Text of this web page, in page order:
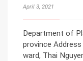
April 3, 2021
Department of
province
ward, Thai